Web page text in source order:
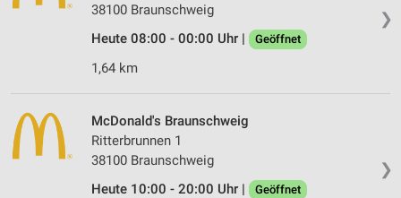
❯
38100 Braunschweig
Heute 08:00 - 00:00 Uhr |
Geöffnet
1,64 km
❯
McDonald's Braunschweig
Ritterbrunnen 1
38100 Braunschweig
Heute 10:00 - 20:00 Uhr |
Geöffnet